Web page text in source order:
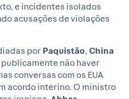
e incidentes isolados
acusações de violações
por Paquistão, China
publicamente não haver
conversas com os EUA
acordo interino. O ministro